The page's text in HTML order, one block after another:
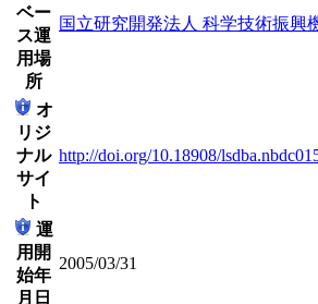
ベー
ス運
用場
所
国立研究開発法人 科学技術振興
オ
リジ
ナル
サイ
ト
http://doi.org/10.18908/
運
用開
始年
月日
2005/03/31